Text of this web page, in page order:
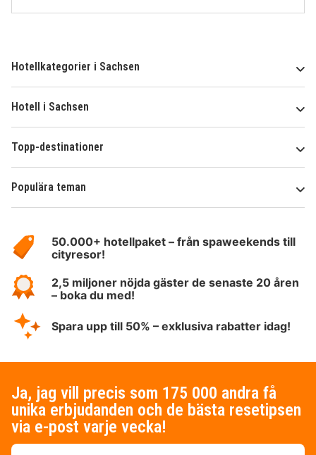
Hotellkategorier i Sachsen
Hotell i Sachsen
Topp-destinationer
Populära teman
HotelSpecials50.000+ hotellpaket – från spaweekends till
cityresor!
2,5 miljoner nöjda gäster de senaste 20 åren
– boka du med!
Spara upp till 50% – exklusiva rabatter idag!
Ja, jag vill precis som 175 000 andra få
unika erbjudanden och de bästa resetipsen
via e-post varje vecka!